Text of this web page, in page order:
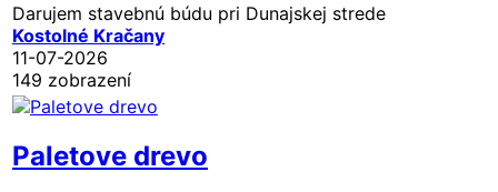
Darujem stavebnú búdu pri Dunajskej strede
Kostolné Kračany
11-07-2026
149 zobrazení
Paletove drevo